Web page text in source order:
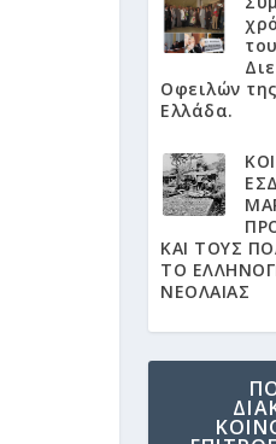
Οφειλών
Ελλάδα.
ΚΑΙ ΤΟΥΣ
ΤΟ
ΝΕΟΛΑΙΑΣ